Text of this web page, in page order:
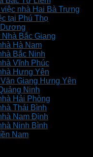
nhà Hai Bà Trưng
tại Phú Thọ
Bắc Giang
Hà Nam
Bắc Ninh
Vĩnh Phúc
Hưng Yên
Giang Hưng Yên
Ninh
Hải Phòng
Thái Bình
Nam Định
Ninh Bình
Nam